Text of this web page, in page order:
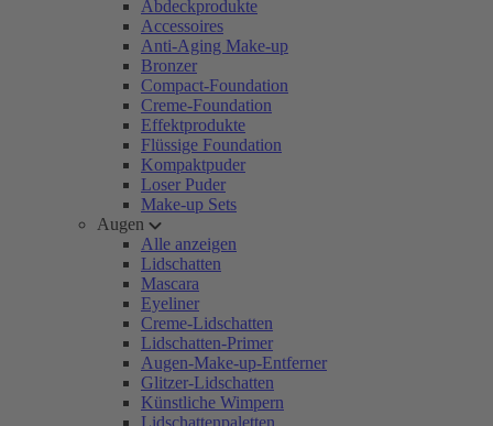
Abdeckprodukte
Accessoires
Anti-Aging Make-up
Bronzer
Compact-Foundation
Creme-Foundation
Effektprodukte
Flüssige Foundation
Kompaktpuder
Loser Puder
Make-up Sets
Augen
Alle anzeigen
Lidschatten
Mascara
Eyeliner
Creme-Lidschatten
Lidschatten-Primer
Augen-Make-up-Entferner
Glitzer-Lidschatten
Künstliche Wimpern
Lidschattenpaletten